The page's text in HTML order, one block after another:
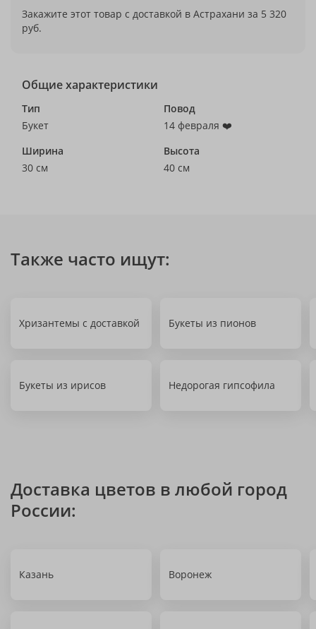
Закажите этот товар с доставкой в Астрахани за 5 320
руб.
Общие характеристики
Тип
Букет
Повод
14 февраля ❤️
Ширина
30 см
Высота
40 см
Также часто ищут:
Хризантемы с доставкой Букеты из пионов
Букеты из ирисов Недорогая гипсофила
Доставка цветов в любой город
России:
Казань Воронеж